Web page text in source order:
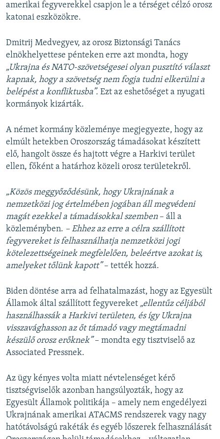
amerikai fegyverekkel csapjon le a térséget célzó orosz
katonai eszközökre.
Dmitrij Medvegyev, az orosz Biztonsági Tanács
elnökhelyettese pénteken erre azt mondta, hogy
„Ukrajna és NATO-szövetségesei olyan pusztító választ
kapnak, hogy a szövetség nem fogja tudni elkerülni a
belépést a konfliktusba”. Ezt az eshetőséget a nyugati
kormányok kizárták.
A német kormány közleménye megjegyezte, hogy az
elmúlt hetekben Oroszország támadásokat készített
elő, hangolt össze és hajtott végre a Harkivi terület
ellen, főként a határhoz közeli orosz területekről.
„Közös meggyőződésünk, hogy Ukrajnának a
nemzetközi jog értelmében jogában áll megvédeni
magát ezekkel a támadásokkal szemben – áll a
közleményben. – Ehhez az erre a célra szállított
fegyvereket is felhasználhatja nemzetközi jogi
kötelezettségeinek megfelelően, beleértve azokat is,
amelyeket tőlünk kapott” – tették hozzá.
Biden döntése arra ad felhatalmazást, hogy az Egyesült
Államok által szállított fegyvereket „ellentűz céljából
használhassák a Harkivi területen, és így Ukrajna
visszavághasson az őt támadó vagy megtámadni
készülő orosz erőknek” – mondta egy tisztviselő az
Associated Pressnek.
Az ügy kényes volta miatt névtelenséget kérő
tisztségviselők azonban hangsúlyozták, hogy az
Egyesült Államok politikája – amely nem engedélyezi
Ukrajnának amerikai ATACMS rendszerek vagy nagy
hatótávolságú rakéták és egyéb lőszerek felhasználását